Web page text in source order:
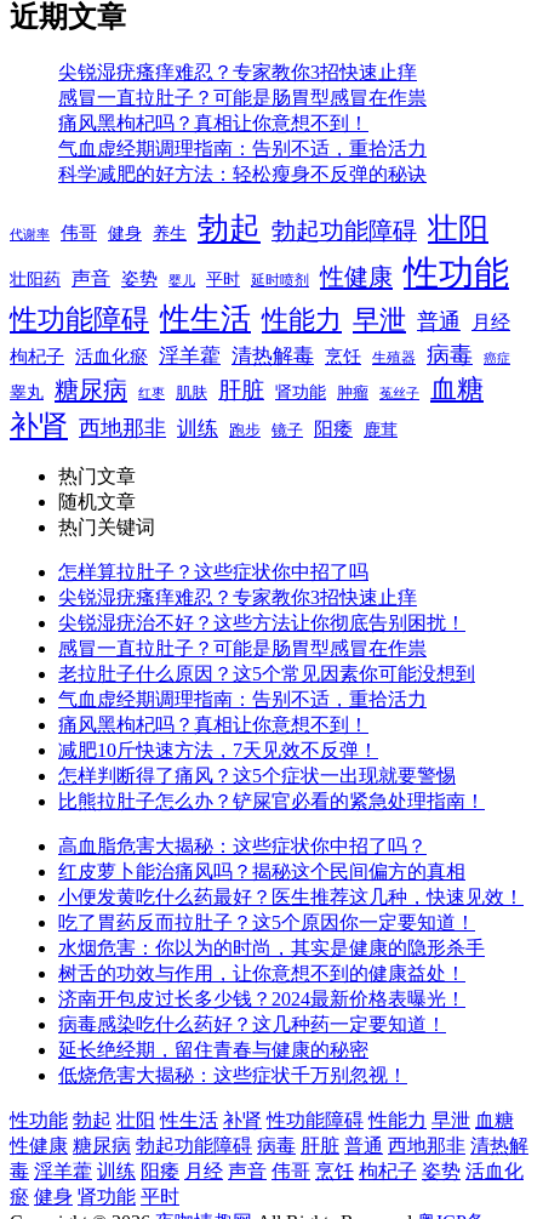
近期文章
尖锐湿疣瘙痒难忍？专家教你3招快速止痒
感冒一直拉肚子？可能是肠胃型感冒在作祟
痛风黑枸杞吗？真相让你意想不到！
气血虚经期调理指南：告别不适，重拾活力
科学减肥的好方法：轻松瘦身不反弹的秘诀
代谢率 伟哥 健身 养生 勃起 勃起功能障碍 壮阳
壮阳药 声音 姿势 婴儿 平时 延时喷剂 性健康 性功能
性功能障碍 性生活 性能力 早泄 普通 月经
枸杞子 活血化瘀 淫羊藿 清热解毒 烹饪 生殖器 病毒 癌症
睾丸 糖尿病 红枣 肌肤 肝脏 肾功能 肿瘤 菟丝子 血糖
补肾 西地那非 训练 跑步 镜子 阳痿 鹿茸
热门文章
随机文章
热门关键词
怎样算拉肚子？这些症状你中招了吗
尖锐湿疣瘙痒难忍？专家教你3招快速止痒
尖锐湿疣治不好？这些方法让你彻底告别困扰！
感冒一直拉肚子？可能是肠胃型感冒在作祟
老拉肚子什么原因？这5个常见因素你可能没想到
气血虚经期调理指南：告别不适，重拾活力
痛风黑枸杞吗？真相让你意想不到！
减肥10斤快速方法，7天见效不反弹！
怎样判断得了痛风？这5个症状一出现就要警惕
比熊拉肚子怎么办？铲屎官必看的紧急处理指南！
高血脂危害大揭秘：这些症状你中招了吗？
红皮萝卜能治痛风吗？揭秘这个民间偏方的真相
小便发黄吃什么药最好？医生推荐这几种，快速见效！
吃了胃药反而拉肚子？这5个原因你一定要知道！
水烟危害：你以为的时尚，其实是健康的隐形杀手
树舌的功效与作用，让你意想不到的健康益处！
济南开包皮过长多少钱？2024最新价格表曝光！
病毒感染吃什么药好？这几种药一定要知道！
延长绝经期，留住青春与健康的秘密
低烧危害大揭秘：这些症状千万别忽视！
性功能 勃起 壮阳 性生活 补肾 性功能障碍 性能力 早泄 血糖
性健康 糖尿病 勃起功能障碍 病毒 肝脏 普通 西地那非 清热解
毒 淫羊藿 训练 阳痿 月经 声音 伟哥 烹饪 枸杞子 姿势 活血化
瘀 健身 肾功能 平时